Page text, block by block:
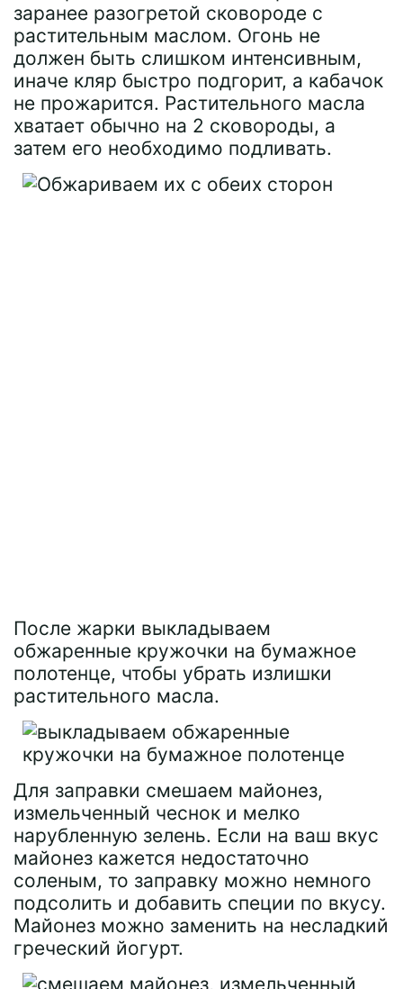
заранее разогретой сковороде с
растительным маслом. Огонь не
должен быть слишком интенсивным,
иначе кляр быстро подгорит, а кабачок
не прожарится. Растительного масла
хватает обычно на 2 сковороды, а
затем его необходимо подливать.
После жарки выкладываем
обжаренные кружочки на бумажное
полотенце, чтобы убрать излишки
растительного масла.
Для заправки смешаем майонез,
измельченный чеснок и мелко
нарубленную зелень. Если на ваш вкус
майонез кажется недостаточно
соленым, то заправку можно немного
подсолить и добавить специи по вкусу.
Майонез можно заменить на несладкий
греческий йогурт.